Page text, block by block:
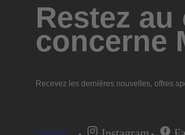
Restez
concerne
Recevez les dernières nouvelles, offres
S'abonner Instagram